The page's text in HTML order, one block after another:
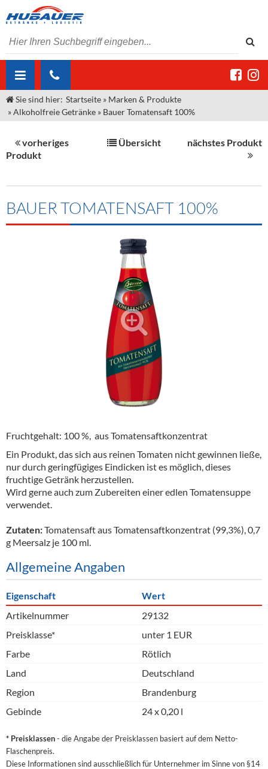
ÜBER UNS
Unser Liefergebiet
Kontakt
Angebote Gastronomie & Großhandel
Neuigkeiten
MARKEN & PRODUKTE
Sirup
Spirituosen
Kommisionskauf & Lieferbedingungen
Fremddienstleistungen
Sie sind hier: Startseite » Marken & Produkte
»Alkoholfreie Getränke » Bauer Tomatensaft 100%
vorheriges
Produkt
Übersicht nächstes Produkt
BAUER TOMATENSAFT 100%
Fruchtgehalt: 100 %, aus Tomatensaftkonzentrat
Ein Produkt, das sich aus reinen Tomaten nicht gewinnen ließe,
nur durch geringfügiges Eindicken ist es möglich, dieses
fruchtige Getränk herzustellen.
Wird gerne auch zum Zubereiten einer edlen Tomatensuppe
verwendet.
Zutaten:Tomatensaft aus Tomatensaftkonzentrat (99,3%), 0,7
g Meersalz je 100 ml.
Allgemeine Angaben
Eigenschaft
Wert
Artikelnummer
29132
Preisklasse*
unter 1 EUR
Farbe
Rötlich
Land
Deutschland
Region
Brandenburg
Gebinde
24 x 0,20 l
* Preisklassen- die Angabe der Preisklassen basiert auf dem Netto-
Flaschenpreis.
Diese Informationen sind ausschließlich für Unternehmer im Sinne von §14